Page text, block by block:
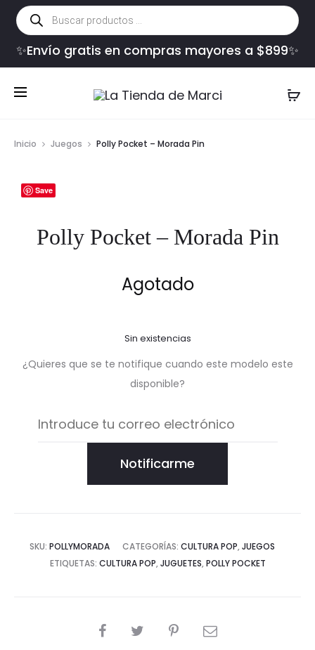
Búsqueda
de
productos
✨Envío gratis en compras mayores a $899✨
Inicio Juegos Polly Pocket – Morada Pin
Save
Polly Pocket – Morada Pin
Agotado
Sin existencias
¿Quieres que se te notifique cuando este modelo este
disponible?
Notificarme
SKU: POLLYMORADA CATEGORÍAS: CULTURA POP, JUEGOS
ETIQUETAS: CULTURA POP, JUGUETES, POLLY POCKET
COMPARTIR